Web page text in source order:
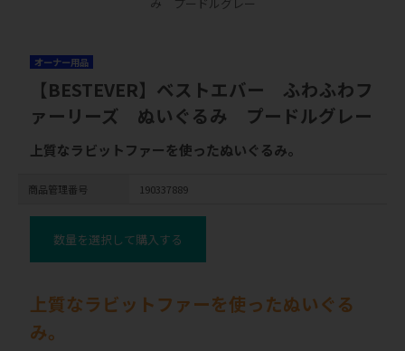
オーナー用品
【BESTEVER】ベストエバー ふわふわフ
ァーリーズ ぬいぐるみ プードルグレー
上質なラビットファーを使ったぬいぐるみ。
商品管理番号 190337889
数量を選択して購入する
上質なラビットファーを使ったぬいぐる
み。